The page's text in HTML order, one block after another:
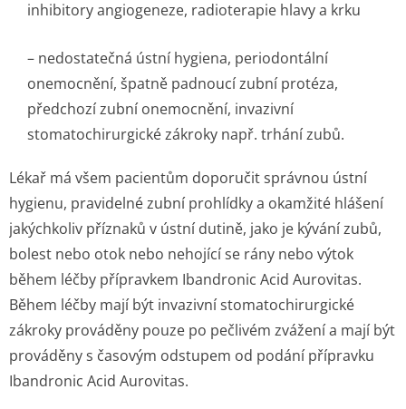
inhibitory angiogeneze, radioterapie hlavy a krku
– nedostatečná ústní hygiena, periodontální
onemocnění, špatně padnoucí zubní protéza,
předchozí zubní onemocnění, invazivní
stomatochirurgické zákroky např. trhání zubů.
Lékař má všem pacientům doporučit správnou ústní
hygienu, pravidelné zubní prohlídky a okamžité hlášení
jakýchkoliv příznaků v ústní dutině, jako je kývání zubů,
bolest nebo otok nebo nehojící se rány nebo výtok
během léčby přípravkem Ibandronic Acid Aurovitas.
Během léčby mají být invazivní stomatochirurgické
zákroky prováděny pouze po pečlivém zvážení a mají být
prováděny s časovým odstupem od podání přípravku
Ibandronic Acid Aurovitas.